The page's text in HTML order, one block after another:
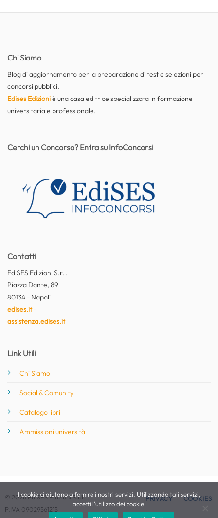
Chi Siamo
Blog di aggiornamento per la preparazione di test e selezioni per
concorsi pubblici.
Edises Edizioniè una casa editrice specializzata in formazione
universitaria e professionale.
Contatti
EdiSES Edizioni S.r.l.
Piazza Dante, 89
80134 - Napoli
edises.it-
assistenza.edises.it
Link Utili
Chi Siamo
Social & Comunity
Catalogo libri
Ammissioni università
Cerchi un Concorso? Entra su InfoConcorsi
© 2026 EdiSES Edizioni S.r.l. -
P.IVA 09029561215
PRIVACY COOKIES
I cookie ci aiutano a fornire i nostri servizi. Utilizzando tali servizi,
accetti l'utilizzo dei cookie.